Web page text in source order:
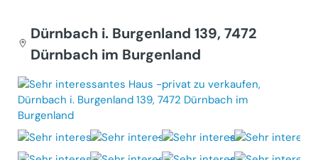
Dürnbach i. Burgenland 139, 7472
Dürnbach im Burgenland